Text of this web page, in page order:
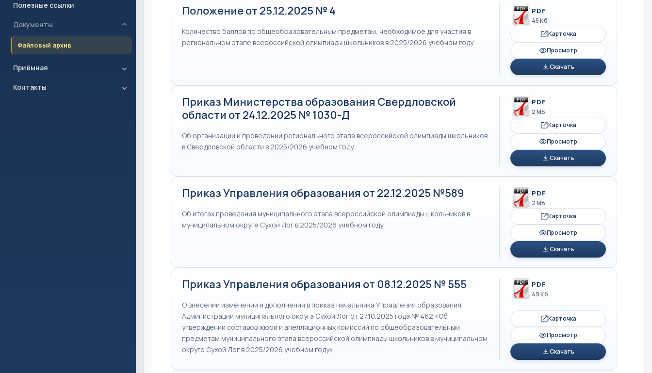
Полезные ссылки
Документы
Файловый архив
Приёмная
Контакты
Положение от 25.12.2025 № 4
Количество баллов по общеобразовательным предметам, необходимое для участия в
региональном этапе всероссийской олимпиады школьников в 2025/2026 учебном году
PDF
45 Кб
Карточка
Просмотр
Скачать
Приказ Министерства образования Свердловской
области от 24.12.2025 № 1030-Д
Об организации и проведении регионального этапа всероссийской олимпиады школьников
в Свердловской области в 2025/2026 учебном году
PDF
2 МБ
Карточка
Просмотр
Скачать
Приказ Управления образования от 22.12.2025 №589
Об итогах проведения муниципального этапа всероссийской олимпиады школьников в
муниципальном округе Сухой Лог в 2025/2026 учебном году
PDF
2 МБ
Карточка
Просмотр
Скачать
Приказ Управления образования от 08.12.2025 № 555
О внесении изменений и дополнений в приказ начальника Управления образования
Администрации муниципального округа Сухой Лог от 27.10.2025 года № 462 «Об
утверждении составов жюри и апелляционных комиссий по общеобразовательным
предметам муниципального этапа всероссийской олимпиады школьников в муниципальном
округе Сухой Лог в 2025/2026 учебном году»
PDF
49 Кб
Карточка
Просмотр
Скачать